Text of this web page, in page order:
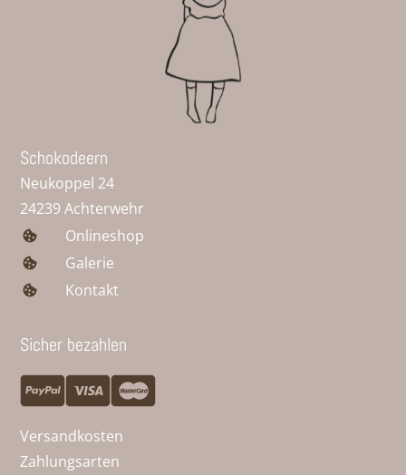
Schokodeern
Neukoppel 24
24239 Achterwehr
Onlineshop
Galerie
Kontakt
Sicher bezahlen
Versandkosten
Zahlungsarten